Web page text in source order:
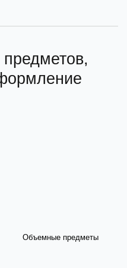
Объемные предметы